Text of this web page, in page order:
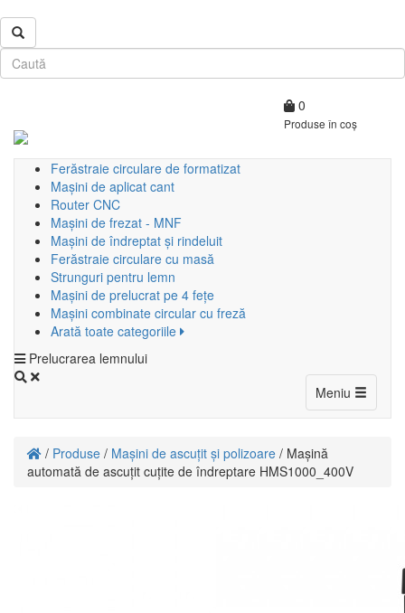
0
Produse în coș
Ferăstraie circulare de formatizat
Mașini de aplicat cant
Router CNC
Mașini de frezat - MNF
Mașini de îndreptat și rindeluit
Ferăstraie circulare cu masă
Strunguri pentru lemn
Mașini de prelucrat pe 4 fețe
Mașini combinate circular cu freză
Arată toate categoriile
Prelucrarea lemnului
Meniu Toggle
/ Produse / Mașini de ascuțit și polizoare / Mașină
automată de ascuțit cuțite de îndreptare HMS1000_400V